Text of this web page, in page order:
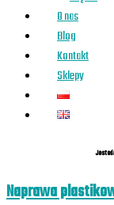
O nas
Blog
Kontakt
Sklepy
Naprawa